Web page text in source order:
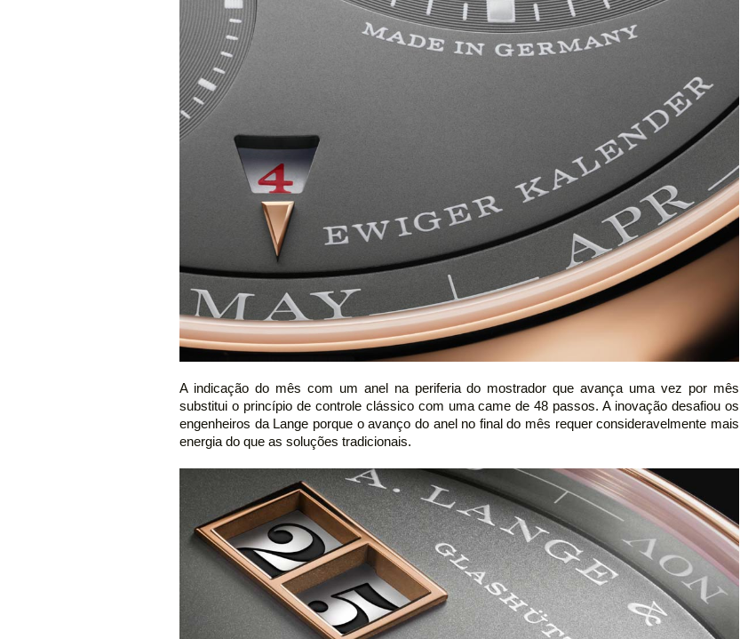
A indicação do mês com um anel na periferia do mostrador que avança uma vez por mês
substitui o princípio de controle clássico com uma came de 48 passos. A inovação desafiou os
engenheiros da Lange porque o avanço do anel no final do mês requer consideravelmente mais
energia do que as soluções tradicionais.